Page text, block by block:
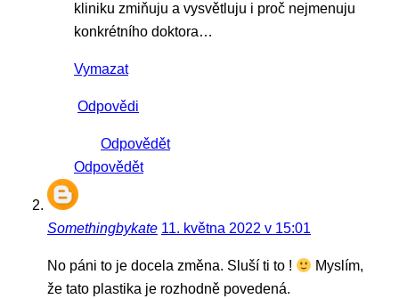
kliniku zmiňuju a vysvětluju i proč nejmenuju
konkrétního doktora…
Vymazat
Odpovědi
Odpovědět
Odpovědět
Somethingbykate 11. května 2022 v 15:01
No páni to je docela změna. Sluší ti to !
Myslím,
že tato plastika je rozhodně povedená.